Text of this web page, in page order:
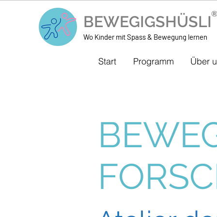
®
BEWEGIGSHÜSLI
Wo Kinder mit Spass & Bewegung lernen
Start Programm Über